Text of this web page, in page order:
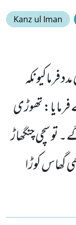
Kanz ul Iman
تھوڑی
تو سچی چنگھاڑ
گھاس کوڑا